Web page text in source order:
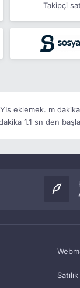
Takipçi
eklemek. m
1.1 sn den